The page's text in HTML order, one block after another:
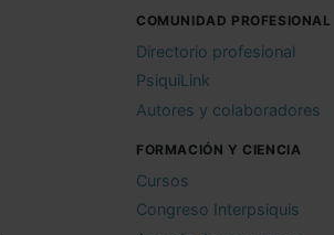
COMUNIDAD PROFESIONAL
Directorio profesional
PsiquiLink
Autores y colaboradores
FORMACIÓN Y CIENCIA
Cursos
Congreso Interpsiquis